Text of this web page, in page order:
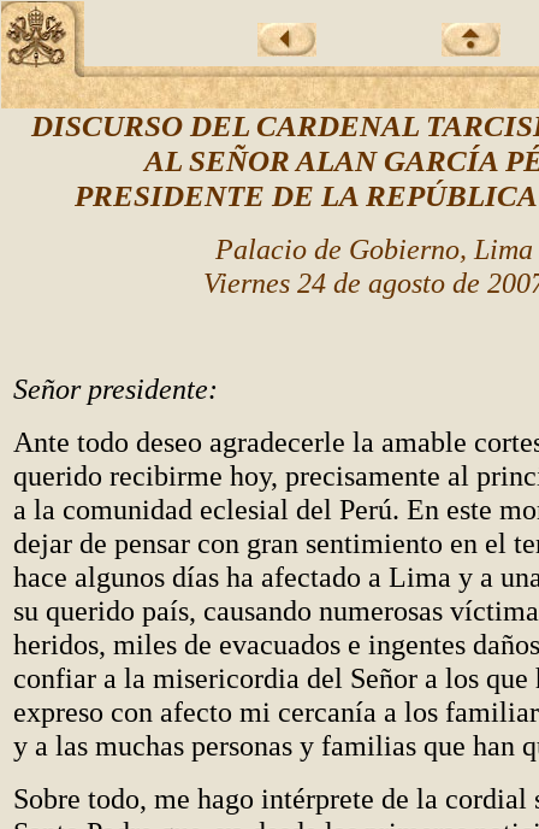
DISCURSO DEL CARDENAL
AL SEÑOR ALAN GARCÍA
PRESIDENTE DE LA
Palacio de Gobierno, Lima
Viernes 24 de agosto de
Señor presidente:
Ante todo deseo agradecerle la amable
querido recibirme hoy, precisamente al
a la comunidad eclesial del Perú. En este
dejar de pensar con gran sentimiento en el
hace algunos días ha afectado a Lima y a
su querido país, causando numerosas
heridos, miles de evacuados e ingentes
confiar a la misericordia del Señor a los que
expreso con afecto mi cercanía a los
y a las muchas personas y familias que han
Sobre todo, me hago intérprete de la